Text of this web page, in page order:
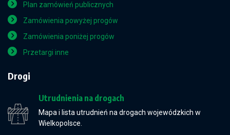
Plan zamówień publicznych
Zamówienia powyżej progów
Zamówienia poniżej progów
Przetargi inne
Drogi
Utrudnienia na drogach
Mapa i lista utrudnień na drogach wojewódzkich w
Wielkopolsce.